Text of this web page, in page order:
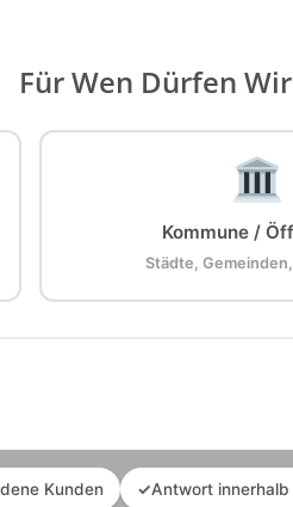
Für Wen Dürfen
Kommune /
Städte,
Kunden ✓Antwort